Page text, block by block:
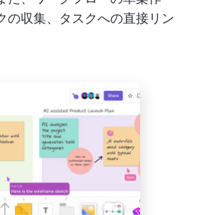
の収集、タスクへの直接リン